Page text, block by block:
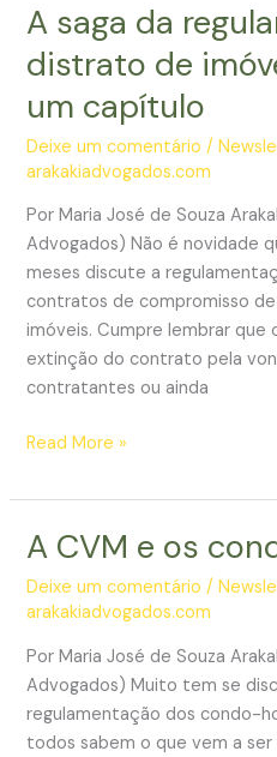
debater
sobre
imobiliária
A saga da
distrato de
um capítulo
Deixe um comentário /
arakakiadvogados.com
Por Maria José de Souza
Advogados) Não é novidade
meses discute a
contratos de compromisso
imóveis. Cumpre lembrar que
extinção do contrato pela
contratantes ou ainda
A
da
do
distrato
de
imóveis
ganha
mais
um
Read More »
A CVM e os
Deixe um comentário /
arakakiadvogados.com
Por Maria José de Souza
Advogados) Muito tem se
regulamentação dos condo-
todos sabem o que vem a